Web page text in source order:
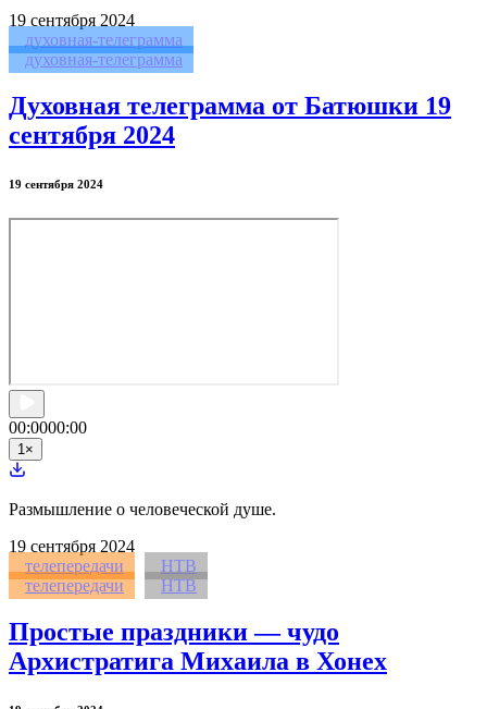
19 сентября 2024
духовная-телеграмма
духовная-телеграмма
Духовная телеграмма от Батюшки 19
сентября 2024
19 сентября 2024
00:0000:00
1 ×
Размышление о человеческой душе.
19 сентября 2024
телепередачи
НТВ
телепередачи
НТВ
Простые праздники — чудо
Архистратига Михаила в Хонех